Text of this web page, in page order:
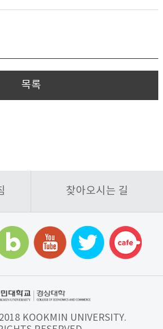
목록
찾아오시는 길
KOOKMIN UNIVERSITY.